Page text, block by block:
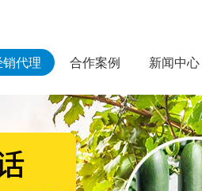
代理 合作案例 新闻中心